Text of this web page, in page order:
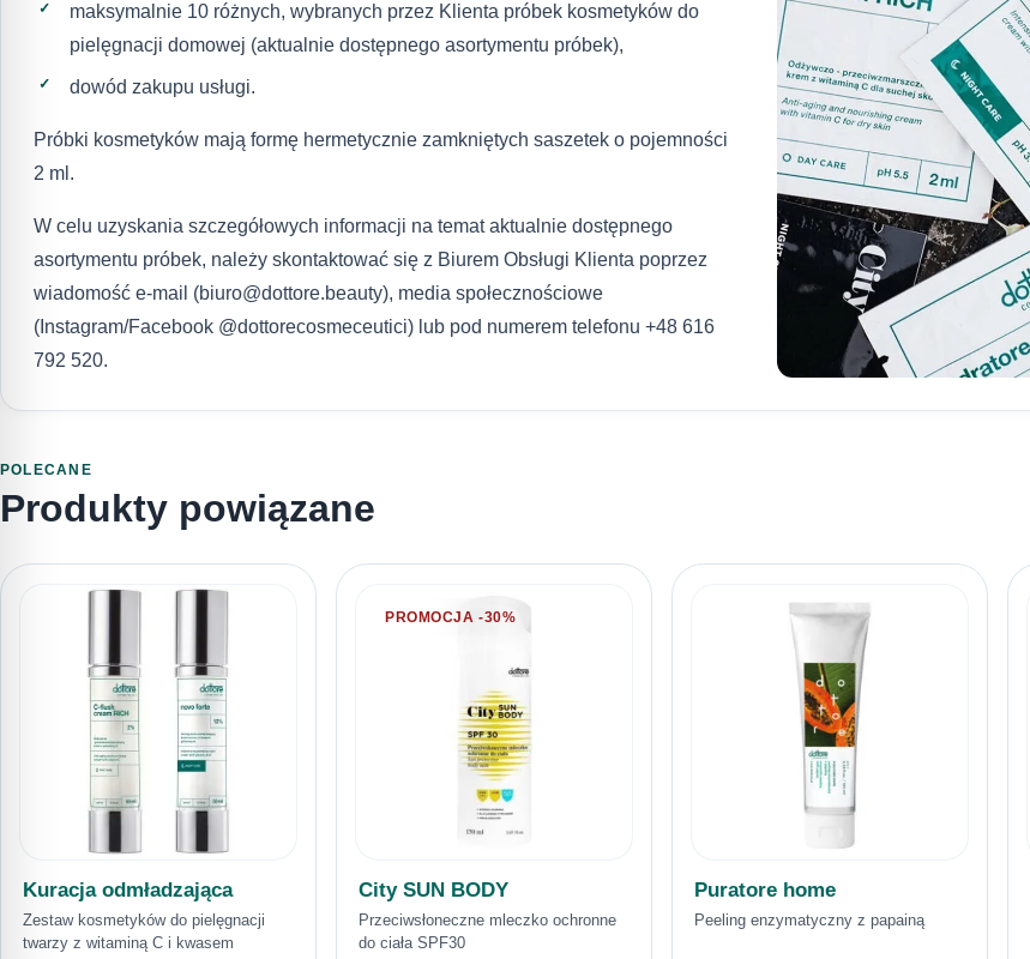
maksymalnie 10 różnych, wybranych przez Klienta próbek kosmetyków do
pielęgnacji domowej (aktualnie dostępnego asortymentu próbek),
dowód zakupu usługi.
Próbki kosmetyków mają formę hermetycznie zamkniętych saszetek o pojemności
2 ml.
W celu uzyskania szczegółowych informacji na temat aktualnie dostępnego
asortymentu próbek, należy skontaktować się z Biurem Obsługi Klienta poprzez
wiadomość e-mail (biuro@dottore.beauty), media społecznościowe
(Instagram/Facebook @dottorecosmeceutici) lub pod numerem telefonu +48 616
792 520.
POLECANE
Produkty powiązane
Kuracja odmładzająca
Zestaw kosmetyków do pielęgnacji
twarzy z witaminą C i kwasem
PROMOCJA -30%
City SUN BODY
Przeciwsłoneczne mleczko ochronne
do ciała SPF30
Puratore home
Peeling enzymatyczny z papainą